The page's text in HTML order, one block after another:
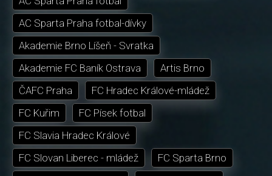
AC Sparta Praha fotbal-dívky
Akademie Brno Líšeň - Svratka
Akademie FC Baník Ostrava
Artis Brno
ČAFC Praha
FC Hradec Králové-mládež
FC Kuřim
FC Písek fotbal
FC Slavia Hradec Králové
FC Slovan Liberec - mládež
FC Sparta Brno